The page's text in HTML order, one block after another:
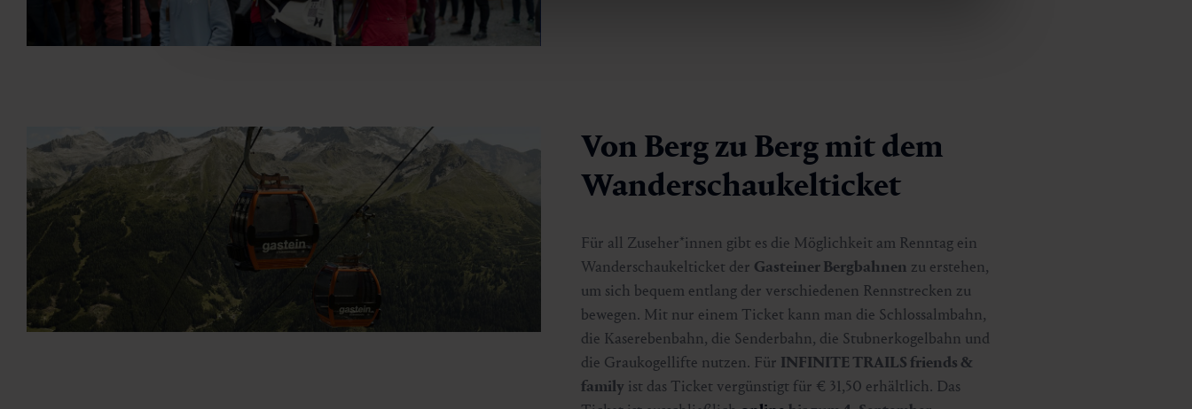
Von Berg zu Berg mit dem
Wanderschaukelticket
Für all Zuseher*innen gibt es die Möglichkeit am Renntag ein
Wanderschaukelticket der Gasteiner Bergbahnen zu erstehen,
um sich bequem entlang der verschiedenen Rennstrecken zu
bewegen. Mit nur einem Ticket kann man die Schlossalmbahn,
die Kaserebenbahn, die Senderbahn, die Stubnerkogelbahn und
die Graukogellifte nutzen. Für INFINITE TRAILS friends &
family ist das Ticket vergünstigt für € 31,50 erhältlich. Das